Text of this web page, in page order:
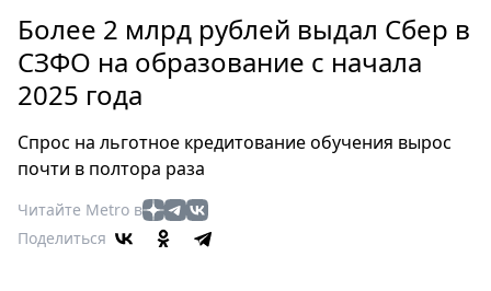
Россия
Мир
Здоровье
Туризм
Мода
Театр
Кино
Более 2 млрд рублей выдал Сбер в
СЗФО на образование с начала
2025 года
Спрос на льготное кредитование обучения вырос
почти в полтора раза
Читайте Metro в
Поделиться